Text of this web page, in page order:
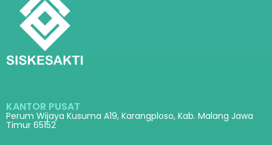
KANTOR PUSAT
Perum Wijaya Kusuma A19, Karangploso, Kab. Malang Jawa
Timur 65152